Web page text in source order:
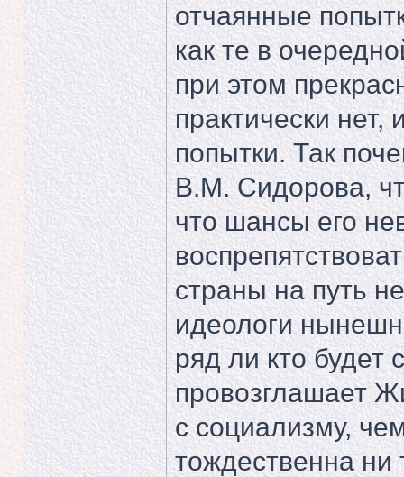
отчаянные
как те в
при этом
практически нет,
попытки. Так
В.М. Сидорова,
что шансы его
страны на путь
идеологи
ряд ли кто будет
провозглашает
с социализму,
тождественна ни